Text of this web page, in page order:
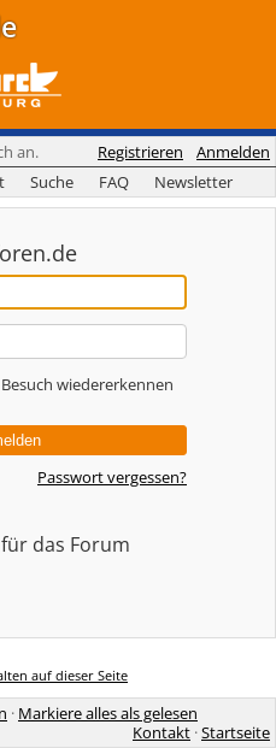
Registrieren Anmelden
an.
Suche FAQ Newsletter
wiedererkennen
Passwort vergessen?
das Forum
auf dieser Seite
· Markiere alles als gelesen
Kontakt ·Startseite